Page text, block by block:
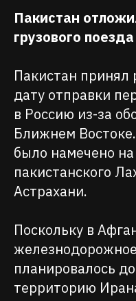
Пакистан
грузового
Пакистан принял
дату отправки
в Россию из-за
Ближнем
было намечено
пакистанского
Астрахани.
Поскольку в
планировалось
территорию